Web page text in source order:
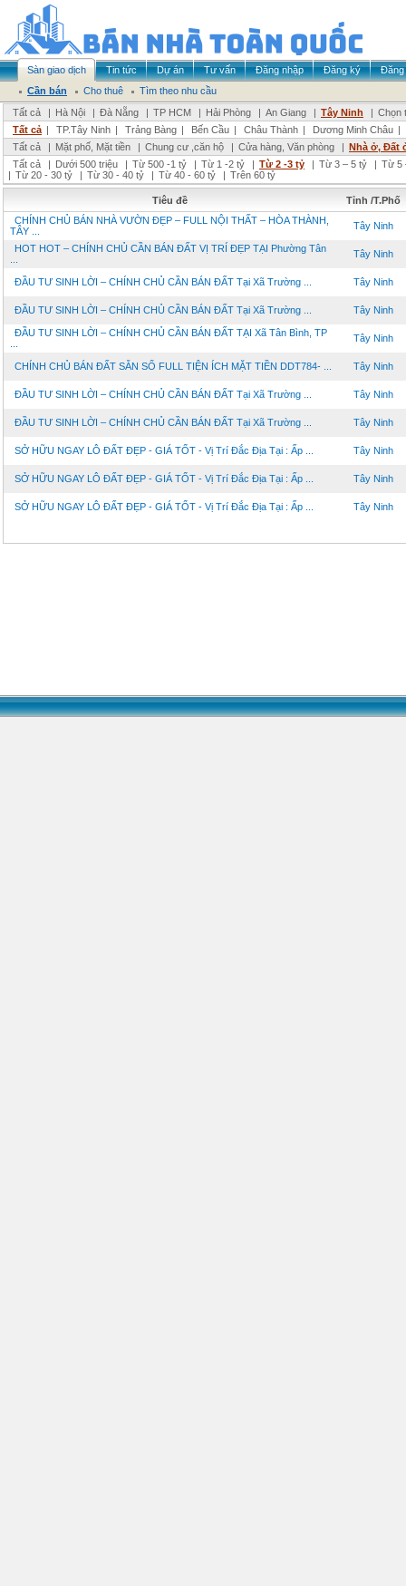
Sàn giao dịch Tin tức Dự án Tư vấn Đăng nhập Đăng ký
Đăng
Cần bán
Cho thuê
Tìm theo nhu cầu
Tất cả
| Hà Nội | Đà Nẵng | TP HCM | Hải Phòng | An Giang | Tây Ninh | Chọn
Tất cả | TP.Tây Ninh | Trảng Bàng | Bến Cầu | Châu Thành | Dương Minh Châu |
Tất cả
| Mặt phố, Mặt tiền | Chung cư ,căn hộ | Cửa hàng, Văn phòng | Nhà ở, Đất
Tất cả
| Dưới 500 triệu | Từ 500 -1 tỷ | Từ 1 -2 tỷ | Từ 2 -3 tỷ | Từ 3 – 5 tỷ | Từ 5
| Từ 20 - 30 tỷ | Từ 30 - 40 tỷ | Từ 40 - 60 tỷ | Trên 60 tỷ
Tiêu đề
Tỉnh /T.Phố
CHÍNH CHỦ BÁN NHÀ VƯỜN ĐẸP – FULL NỘI THẤT – HÒA THÀNH,
TÂY ...
Tây Ninh
HOT HOT – CHÍNH CHỦ CẦN BÁN ĐẤT VỊ TRÍ ĐẸP TẠI Phường Tân
Tây Ninh
ĐẦU TƯ SINH LỜI – CHÍNH CHỦ CẦN BÁN ĐẤT Tại Xã Trường ... Tây Ninh
ĐẦU TƯ SINH LỜI – CHÍNH CHỦ CẦN BÁN ĐẤT Tại Xã Trường ... Tây Ninh
ĐẦU TƯ SINH LỜI – CHÍNH CHỦ CẦN BÁN ĐẤT TẠI Xã Tân Bình, TP
Tây Ninh
CHÍNH CHỦ BÁN ĐẤT SẴN SỔ FULL TIỆN ÍCH MẶT TIỀN DDT784- ... Tây Ninh
ĐẦU TƯ SINH LỜI – CHÍNH CHỦ CẦN BÁN ĐẤT Tại Xã Trường ... Tây Ninh
ĐẦU TƯ SINH LỜI – CHÍNH CHỦ CẦN BÁN ĐẤT Tại Xã Trường ... Tây Ninh
SỞ HỮU NGAY LÔ ĐẤT ĐẸP - GIÁ TỐT - Vị Trí Đắc Địa Tại : Ấp ... Tây Ninh
SỞ HỮU NGAY LÔ ĐẤT ĐẸP - GIÁ TỐT - Vị Trí Đắc Địa Tại : Ấp ... Tây Ninh
SỞ HỮU NGAY LÔ ĐẤT ĐẸP - GIÁ TỐT - Vị Trí Đắc Địa Tại : Ấp ... Tây Ninh